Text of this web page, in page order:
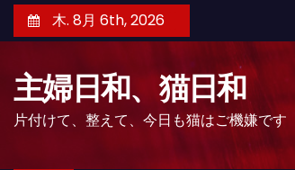
ン
木. 8月 6th, 2026
主婦日和、猫日和
片付けて、整えて、今日も猫はご機嫌です